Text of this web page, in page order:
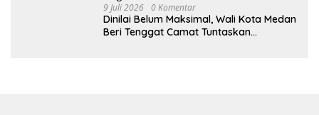
9 Juli 2026 0 Komentar
Dinilai Belum Maksimal, Wali Kota Medan
Beri Tenggat Camat Tuntaskan